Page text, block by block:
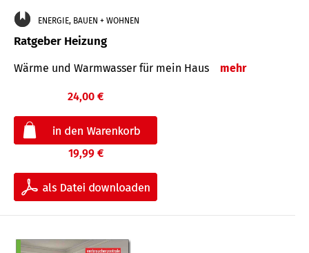
ENERGIE, BAUEN + WOHNEN
Ratgeber Heizung
Wärme und Warmwasser für mein Haus mehr
24,00 €
19,99 €